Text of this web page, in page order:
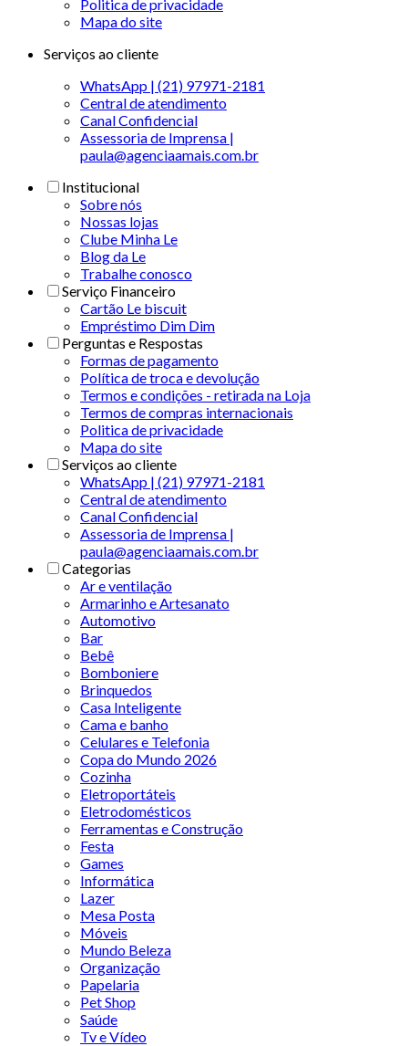
Politica de privacidade
Mapa do site
Serviços ao cliente
WhatsApp | (21) 97971-2181
Central de atendimento
Canal Confidencial
Assessoria de Imprensa |
paula@agenciaamais.com.br
Institucional
Sobre nós
Nossas lojas
Clube Minha Le
Blog da Le
Trabalhe conosco
Serviço Financeiro
Cartão Le biscuit
Empréstimo Dim Dim
Perguntas e Respostas
Formas de pagamento
Política de troca e devolução
Termos e condições - retirada na Loja
Termos de compras internacionais
Politica de privacidade
Mapa do site
Serviços ao cliente
WhatsApp | (21) 97971-2181
Central de atendimento
Canal Confidencial
Assessoria de Imprensa |
paula@agenciaamais.com.br
Categorias
Ar e ventilação
Armarinho e Artesanato
Automotivo
Bar
Bebê
Bomboniere
Brinquedos
Casa Inteligente
Cama e banho
Celulares e Telefonia
Copa do Mundo 2026
Cozinha
Eletroportáteis
Eletrodomésticos
Ferramentas e Construção
Festa
Games
Informática
Lazer
Mesa Posta
Móveis
Mundo Beleza
Organização
Papelaria
Pet Shop
Saúde
Tv e Vídeo